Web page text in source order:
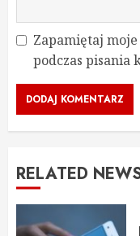
Zapamiętaj
podczas pisania
RELATED